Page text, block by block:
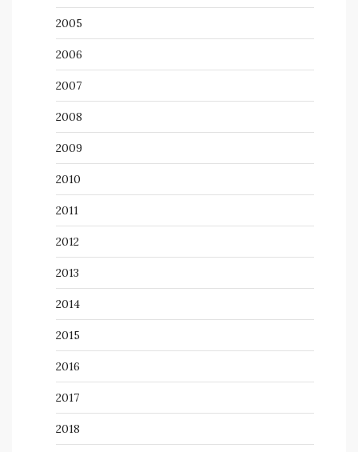
2005
2006
2007
2008
2009
2010
2011
2012
2013
2014
2015
2016
2017
2018